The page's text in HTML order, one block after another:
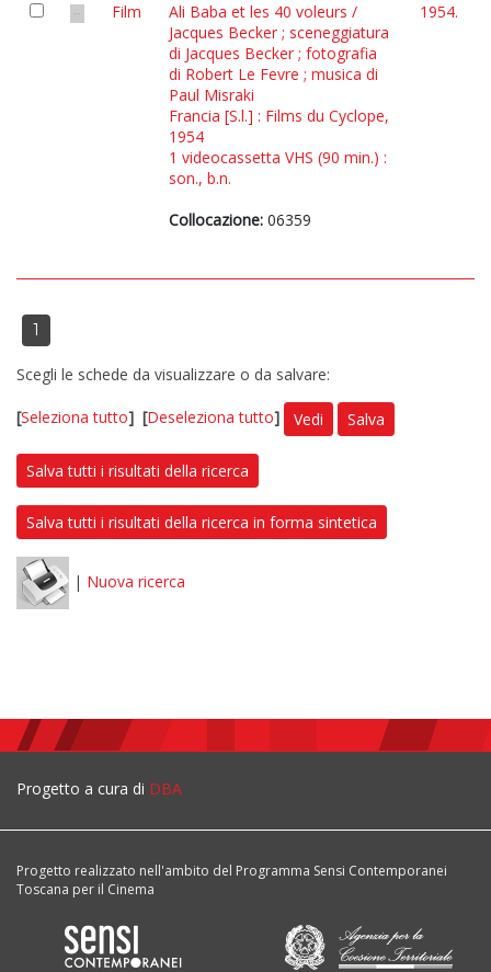
Film
Ali Baba et les 40 voleurs /
Jacques Becker ; sceneggiatura
di Jacques Becker ; fotografia
di Robert Le Fevre ; musica di
Paul Misraki
Francia [S.l.] : Films du Cyclope,
1954
1 videocassetta VHS (90 min.) :
son., b.n.
Collocazione: 06359
1954.
1
Scegli le schede da visualizzare o da salvare:
[Seleziona tutto] [Deseleziona tutto] Vedi Salva
Salva tutti i risultati della ricerca
Salva tutti i risultati della ricerca in forma sintetica
| Nuova ricerca
Progetto a cura di DBA
Progetto realizzato nell'ambito del Programma Sensi Contemporanei
Toscana per il Cinema